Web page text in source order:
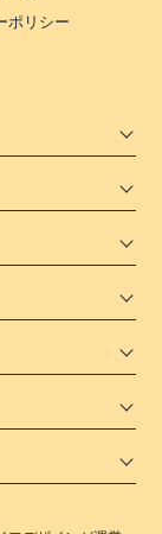
ポリシー